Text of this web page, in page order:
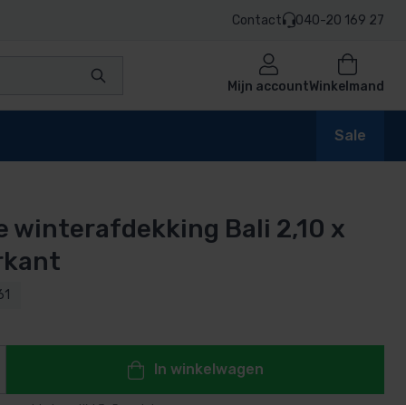
Contact 040-20 169 27
Mijn accountWinkelmand
Sale
winterafdekking Bali 2,10 x
In winkelwagen